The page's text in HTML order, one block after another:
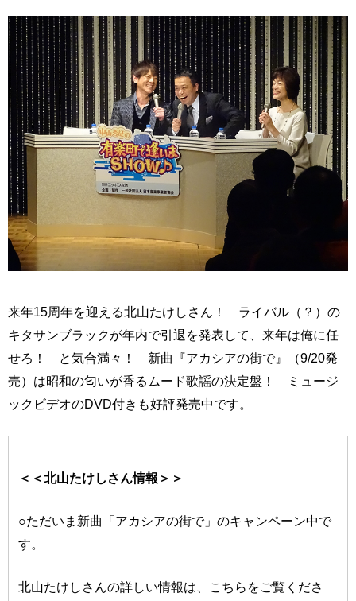
来年15周年を迎える北山たけしさん！ ライバル（？）の
キタサンブラックが年内で引退を発表して、来年は俺に任
せろ！ と気合満々！ 新曲『アカシアの街で』（9/20発
売）は昭和の匂いが香るムード歌謡の決定盤！ ミュージ
ックビデオのDVD付きも好評発売中です。
＜＜北山たけしさん情報＞＞
○ただいま新曲「アカシアの街で」のキャンペーン中で
す。
北山たけしさんの詳しい情報は、こちらをご覧くださ